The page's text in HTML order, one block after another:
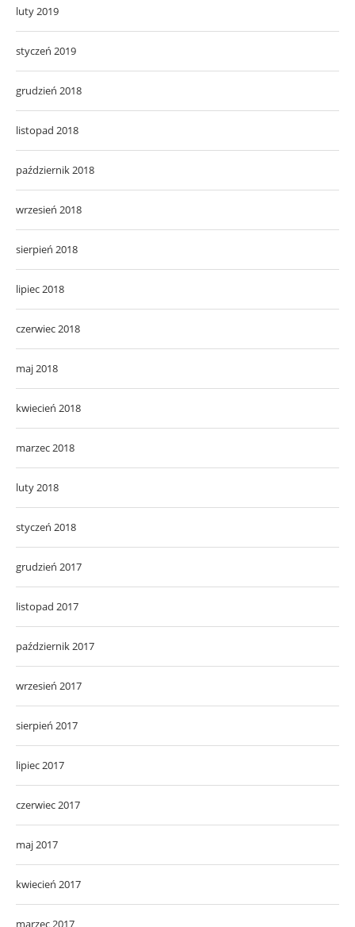
luty 2019
styczeń 2019
grudzień 2018
listopad 2018
październik 2018
wrzesień 2018
sierpień 2018
lipiec 2018
czerwiec 2018
maj 2018
kwiecień 2018
marzec 2018
luty 2018
styczeń 2018
grudzień 2017
listopad 2017
październik 2017
wrzesień 2017
sierpień 2017
lipiec 2017
czerwiec 2017
maj 2017
kwiecień 2017
marzec 2017